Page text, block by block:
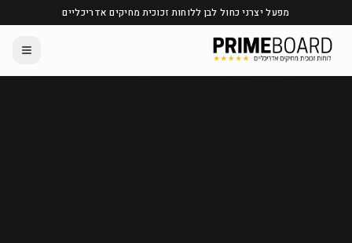
מפעל יצרני כחול לבן ללוחות זכוכית מחיקים אדריכליים